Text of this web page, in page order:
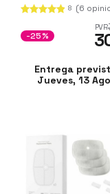
8 (6
PVR
-25%
Entrega
Jueves, 13